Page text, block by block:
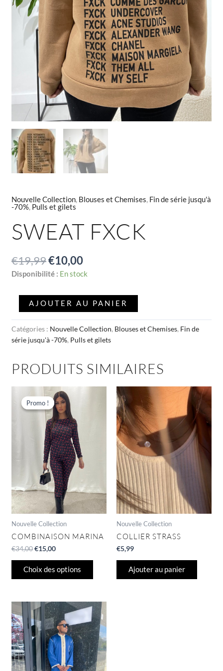
Nouvelle Collection, Blouses et Chemises, Fin de série jusqu'à
-70%, Pulls et gilets
SWEAT FXCK
€19,99€10,00
Disponibilité : En stock
AJOUTER AU PANIER
Catégories : Nouvelle Collection, Blouses et Chemises, Fin de
série jusqu'à -70%, Pulls et gilets
PRODUITS SIMILAIRES
Promo !
Promo !
Nouvelle Collection
COMBINAISON MARINA
€34,00
prix
initial
était :
€34,00.
€15,00
Le
prix
actuel
est :
€15,00.
Choix des options
produit
plusieurs
variations.
options
peuvent
choisies
sur
la
du
Nouvelle Collection
COLLIER STRASS
€5,99
Ajouter au panier
Ce
produit
a
plusieurs
variations.
Les